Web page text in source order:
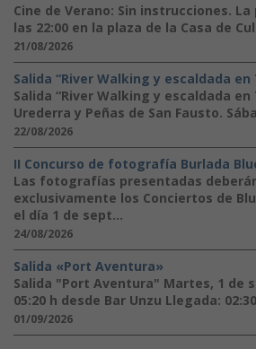
Cine de Verano: Sin instrucciones.
las 22:00 en la plaza de la Casa de
21/08/2026
Salida “River Walking y escaldada
Salida “River Walking y escaldada en
Urederra y Peñas de San Fausto.
22/08/2026
II Concurso de fotografía Burlada
Las fotografías presentadas
exclusivamente los Conciertos de
el día 1 de sept...
24/08/2026
Salida «Port Aventura»
Salida "Port Aventura" Martes, 1 de
05:20 h desde Bar Unzu Llegada:
01/09/2026